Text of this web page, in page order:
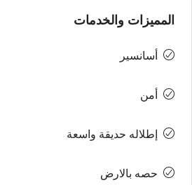
المميزات والخدمات
أسانسير
أمن
إطلاله حديقة واسعة
حصه بالارض